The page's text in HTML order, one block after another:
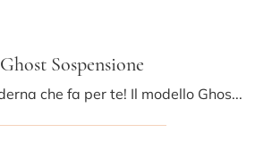
Ghost Sospensione
Ecco la luce moderna che fa per te! Il modello Ghost Sospensione è una delle nostre lampade a sospensione di Midj.